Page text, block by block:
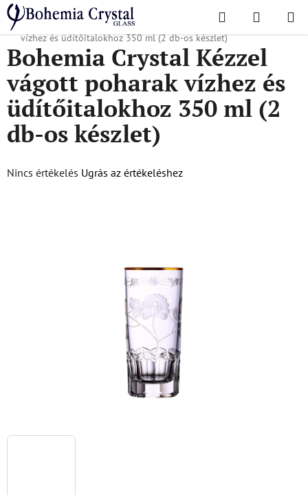
Ugrás
fő
tartalomhoz
Keresés KOSÁR
Kezdőlap
/ Ultra-luxus kollekció / Bohemia Crystal Kézzel vágott poharak
vízhez és üdítőitalokhoz 350 ml (2 db-os készlet)
Bohemia Crystal Kézzel
vágott poharak vízhez és
üdítőitalokhoz 350 ml (2
db-os készlet)
A
Nincs értékelés Ugrás az értékeléshez